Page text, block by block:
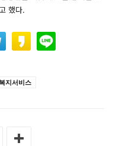
했다.
지서비스